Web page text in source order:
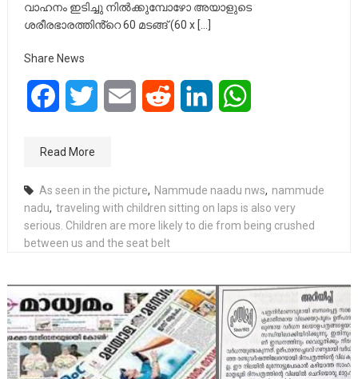
വാഹനം ഇടിച്ചു നിൽക്കുമ്പോഴോ അയാളുടെ
ശരീരഭാരത്തിൻ്റെ 60 മടങ്ങ് (60 x […]
Share News
FacebookTwitter Email Reddit LinkedIn
Read More
As seen in the picture, Nammude naadu nws, nammude
nadu, traveling with children sitting on laps is also very
serious. Children are more likely to die from being crushed
between us and the seat belt